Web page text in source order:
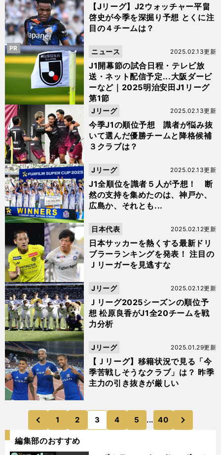
【Jリーグ】J2ウォッチャー平畠
啓史が今季を深掘り予想 とくに注
目の４チームは？
J1開幕節の試合日程・テレビ放
送・ネット配信予定...大阪ダービ
ーなど｜2025明治安田J1リーグ
第1節
2025.02.13更新
ニュース
PR
今季J1の順位予想 識者が悩み抜
いて選んだ優勝チームと降格候補
３クラブは？
2025.02.13更新
Jリーグ
J1全順位を識者５人が予想！ 断
然の支持を集めたのは、神戸か、
広島か、それとも...
2025.02.13更新
Jリーグ
日本サッカーを熱くする最新ドリ
ブラーランキングを発表！ 注目の
Ｊリーガーを見逃すな
2025.02.12更新
日本代表
Ｊリーグ2025シーズンの順位予
想 松原良香がJ1全20チームを戦
力分析
2025.02.12更新
Jリーグ
【Ｊリーグ】移籍状況で見る「今
季苦戦しそうなクラブ」は？ 昨季
主力の引き抜きが厳しい
2025.01.29更新
Jリーグ
前
のページへ
1 2 3 4 5 ... 40
編集部のおすすめ